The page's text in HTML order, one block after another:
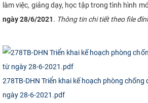
KHOA HỌC CÔNG NGHỆ
làm việc, giảng dạy, học tập trong tình hình
ngày 28/6/2021. Thông tin chi tiết theo file
278TB-DHN Triển khai kế hoạch phòng chống
ngày 28-6-2021.pdf